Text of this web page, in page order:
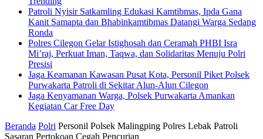
Patroli Nyisir Satkamling Edukasi Kamtibmas, Ipda Gana
Kanit Samapta dan Bhabinkamtibmas Datangi Warga Sedang
Ronda
Polres Cilegon Gelar Istighosah dan Ceramah PHBI Isra
Mi’raj, Perkuat Iman, Taqwa, dan Solidaritas Menuju Polri
Presisi
Jaga Keamanan Kawasan Pusat Kota, Personil Piket Polsek
Purwakarta Patroli di Sekitar Alun-Alun Cilegon
Jaga Kenyamanan Warga, Polsek Purwakarta Amankan
Kegiatan Car Free Day
Beranda Polri Personil Polsek Malingping Polres Lebak Patroli
Sasaran Pertokoan Cegah Pencurian